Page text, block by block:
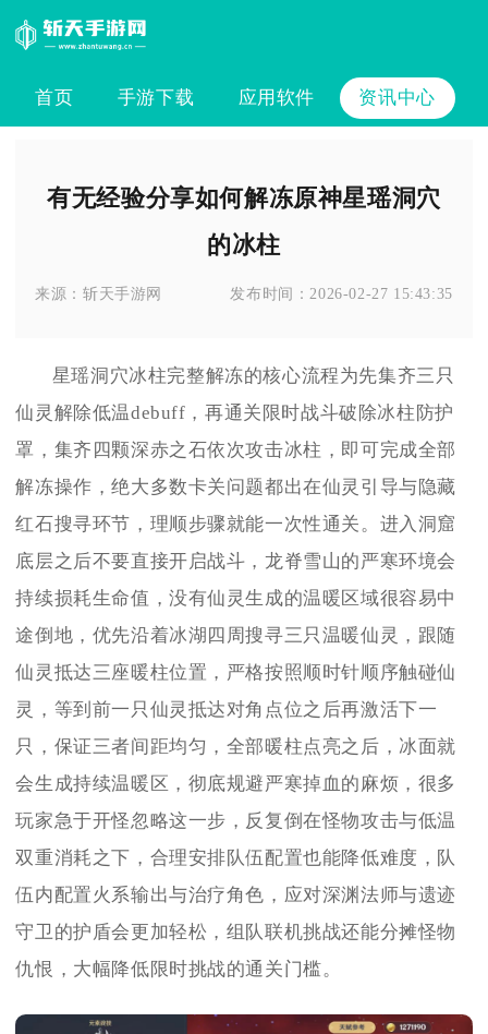
首页 手游下载 应用软件 资讯中心
有无经验分享如何解冻原神星瑶洞穴
的冰柱
来源：斩天手游网 发布时间： 2026-02-27 15:43:35
星瑶洞穴冰柱完整解冻的核心流程为先集齐三只
仙灵解除低温debuff，再通关限时战斗破除冰柱防护
罩，集齐四颗深赤之石依次攻击冰柱，即可完成全部
解冻操作，绝大多数卡关问题都出在仙灵引导与隐藏
红石搜寻环节，理顺步骤就能一次性通关。进入洞窟
底层之后不要直接开启战斗，龙脊雪山的严寒环境会
持续损耗生命值，没有仙灵生成的温暖区域很容易中
途倒地，优先沿着冰湖四周搜寻三只温暖仙灵，跟随
仙灵抵达三座暖柱位置，严格按照顺时针顺序触碰仙
灵，等到前一只仙灵抵达对角点位之后再激活下一
只，保证三者间距均匀，全部暖柱点亮之后，冰面就
会生成持续温暖区，彻底规避严寒掉血的麻烦，很多
玩家急于开怪忽略这一步，反复倒在怪物攻击与低温
双重消耗之下，合理安排队伍配置也能降低难度，队
伍内配置火系输出与治疗角色，应对深渊法师与遗迹
守卫的护盾会更加轻松，组队联机挑战还能分摊怪物
仇恨，大幅降低限时挑战的通关门槛。